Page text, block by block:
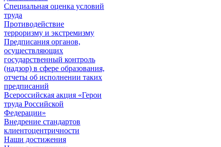
Специальная оценка условий
труда
Противодействие
терроризму и экстремизму
Предписания органов,
осуществляющих
государственный контроль
(надзор) в сфере образования,
отчеты об исполнении таких
предписаний
Всероссийская акция «Герои
труда Российской
Федерации»
Внедрение стандартов
клиентоцентричности
Наши достижения